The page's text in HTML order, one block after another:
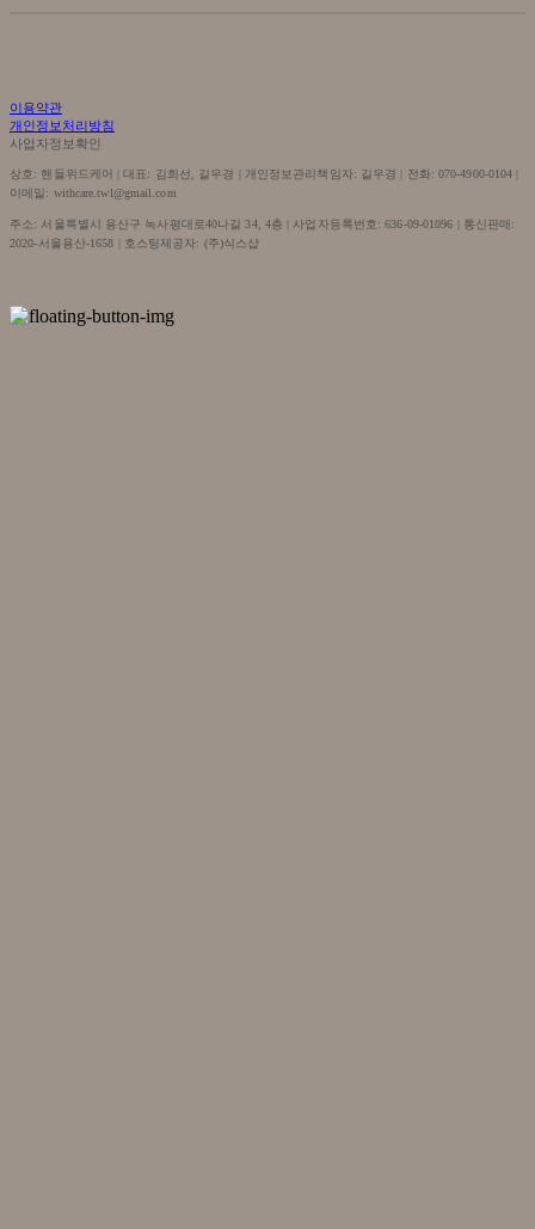
이용약관
개인정보처리방침
사업자정보확인
상호: 핸들위드케어 | 대표: 김희선, 길우경 | 개인정보관리책임자: 길우경 | 전화: 070-4900-0104 |
이메일: withcare.twl@gmail.com
주소: 서울특별시 용산구 녹사평대로40나길 34, 4층 | 사업자등록번호:636-09-01096 | 통신판매:
2020-서울용산-1658 | 호스팅제공자: (주)식스샵